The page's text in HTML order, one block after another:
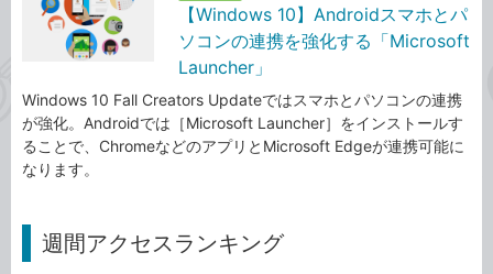
【Windows 10】Androidスマホとパ
ソコンの連携を強化する「Microsoft
Launcher」
Windows 10 Fall Creators Updateではスマホとパソコンの連携
が強化。Androidでは［Microsoft Launcher］をインストールす
ることで、ChromeなどのアプリとMicrosoft Edgeが連携可能に
なります。
週間アクセスランキング